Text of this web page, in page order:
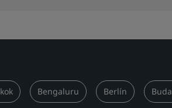
Bengaluru Berlín